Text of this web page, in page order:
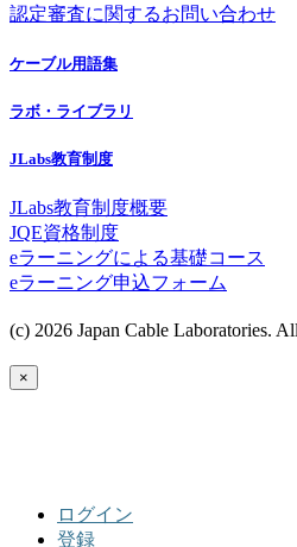
認定審査に関するお問い合わせ
ケーブル用語集
ラボ・ライブラリ
JLabs教育制度
JLabs教育制度概要
JQE資格制度
eラーニングによる基礎コース
eラーニング申込フォーム
(c) 2026 Japan Cable Laboratories.
×
ログイン
登録